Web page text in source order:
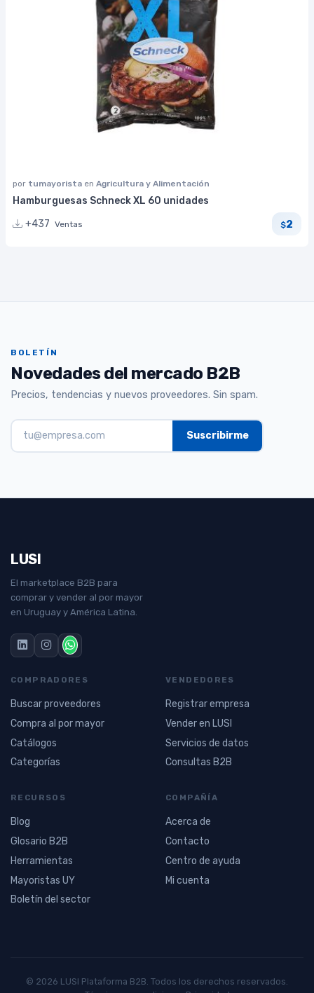
por tumayorista en Agricultura y Alimentación
Hamburguesas Schneck XL 60 unidades
+437 Ventas $2
BOLETÍN
Novedades del mercado B2B
Precios, tendencias y nuevos proveedores. Sin spam.
LUSI
El marketplace B2B para
comprar y vender al por mayor
en Uruguay y América Latina.
COMPRADORES
Buscar proveedores
Compra al por mayor
Catálogos
Categorías
VENDEDORES
Registrar empresa
Vender en LUSI
Servicios de datos
Consultas B2B
RECURSOS
Blog
Glosario B2B
Herramientas
Mayoristas UY
Boletín del sector
COMPAÑÍA
Acerca de
Contacto
Centro de ayuda
Mi cuenta
© 2026 LUSI Plataforma B2B. Todos los derechos reservados.